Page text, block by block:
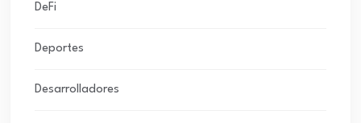
DeFi
Deportes
Desarrolladores